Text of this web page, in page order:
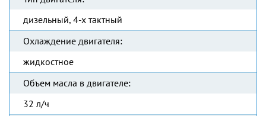
дизельный, 4-х тактный
Охлаждение двигателя:
жидкостное
Объем масла в двигателе:
32 л/ч